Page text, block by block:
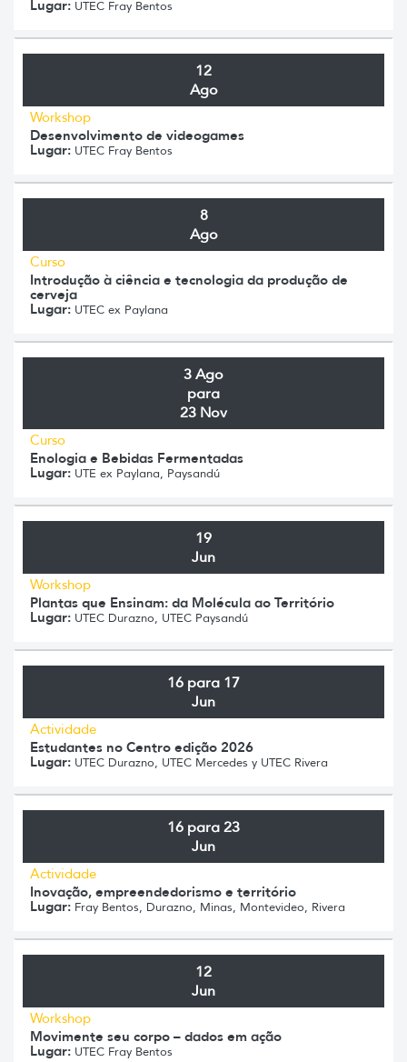
Lugar: UTEC Fray Bentos
12
Ago
Workshop
Desenvolvimento de videogames
Lugar: UTEC Fray Bentos
8
Ago
Curso
Introdução à ciência e tecnologia da produção de
cerveja
Lugar: UTEC ex Paylana
3 Ago
para
23 Nov
Curso
Enologia e Bebidas Fermentadas
Lugar: UTE ex Paylana, Paysandú
19
Jun
Workshop
Plantas que Ensinam: da Molécula ao Território
Lugar: UTEC Durazno, UTEC Paysandú
16 para 17
Jun
Actividade
Estudantes no Centro edição 2026
Lugar: UTEC Durazno, UTEC Mercedes y UTEC Rivera
16 para 23
Jun
Actividade
Inovação, empreendedorismo e território
Lugar: Fray Bentos, Durazno, Minas, Montevideo, Rivera
12
Jun
Workshop
Movimente seu corpo – dados em ação
Lugar: UTEC Fray Bentos